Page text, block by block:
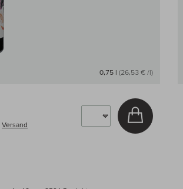
0,75 l (26,53 € /l)
Versand
In den